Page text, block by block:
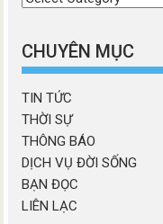
mục
CHUYÊN MỤC
TIN TỨC
THỜI SỰ
THÔNG BÁO
DỊCH VỤ ĐỜI SỐNG
BẠN ĐỌC
LIÊN LẠC